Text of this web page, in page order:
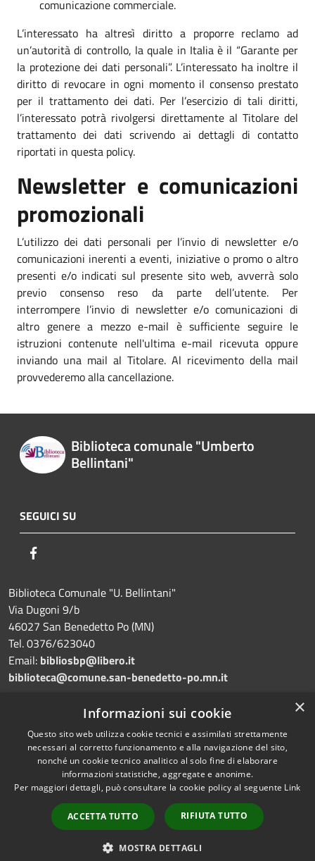
comunicazione commerciale.
L’interessato ha altresì diritto a proporre reclamo ad
un’autorità di controllo, la quale in Italia è il “Garante per
la protezione dei dati personali”. L’interessato ha inoltre il
diritto di revocare in ogni momento il consenso prestato
per il trattamento dei dati. Per l’esercizio di tali diritti,
l’interessato potrà rivolgersi direttamente al Titolare del
trattamento dei dati scrivendo ai dettagli di contatto
riportati in questa policy.
Newsletter e comunicazioni
promozionali
L’utilizzo dei dati personali per l’invio di newsletter e/o
comunicazioni inerenti a eventi, iniziative o promo o altro
presenti e/o indicati sul presente sito web, avverrà solo
previo consenso reso da parte dell’utente. Per
interrompere l’invio di newsletter e/o comunicazioni di
altro genere a mezzo e-mail è sufficiente seguire le
istruzioni contenute nell'ultima e-mail ricevuta oppure
inviando una mail al Titolare. Al ricevimento della mail
provvederemo alla cancellazione.
Biblioteca comunale "Umberto
Bellintani"
SEGUICI SU
Biblioteca Comunale "U. Bellintani"
Via Dugoni 9/b
46027 San Benedetto Po (MN)
Tel. 0376/623040
Email: bibliosbp@libero.it
biblioteca@comune.san-benedetto-po.mn.it
Dichiarazione di accessibilità
Accessibilità
Copyright © 2026 • Biblioteca
comunale "Umberto Bellintani"
• Powered byMunicipium
Accesso redazione
×
Informazioni sui cookie
Questo sito web utilizza cookie tecnici e assimilati strettamente
necessari al corretto funzionamento e alla navigazione del sito,
nonché un cookie tecnico analitico al solo fine di elaborare
informazioni statistiche, aggregate e anonime.
Per maggiori dettagli, può consultare la cookie policy al seguente Link
ACCETTA TUTTO RIFIUTA TUTTO
MOSTRA DETTAGLI